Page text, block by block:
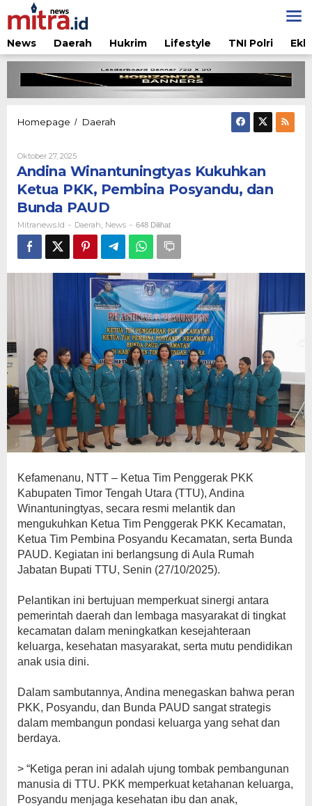
Lewati
ke
konten
News
Daerah Hukrim Lifestyle TNI Polri
Homepage / Daerah
PKK,
Pembina
Posyandu,
Bunda
PAUD
Oktober 27, 2025Oleh
Mitranews.id
Andina Winantuningtyas Kukuhkan
Ketua PKK, Pembina Posyandu, dan
Bunda PAUD
Mitranews.id - Daerah News - 648 Dilihat
Kefamenanu, NTT – Ketua Tim Penggerak PKK
Kabupaten Timor Tengah Utara (TTU), Andina
Winantuningtyas, secara resmi melantik dan
mengukuhkan Ketua Tim Penggerak PKK Kecamatan,
Ketua Tim Pembina Posyandu Kecamatan, serta Bunda
PAUD. Kegiatan ini berlangsung di Aula Rumah
Jabatan Bupati TTU, Senin (27/10/2025).
Pelantikan ini bertujuan memperkuat sinergi antara
pemerintah daerah dan lembaga masyarakat di tingkat
kecamatan dalam meningkatkan kesejahteraan
keluarga, kesehatan masyarakat, serta mutu pendidikan
anak usia dini.
Dalam sambutannya, Andina menegaskan bahwa peran
PKK, Posyandu, dan Bunda PAUD sangat strategis
dalam membangun pondasi keluarga yang sehat dan
berdaya.
> “Ketiga peran ini adalah ujung tombak pembangunan
manusia di TTU. PKK memperkuat ketahanan keluarga,
Posyandu menjaga kesehatan ibu dan anak,